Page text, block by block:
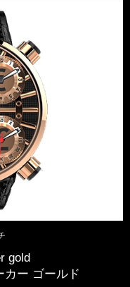
gold
カー ゴールド